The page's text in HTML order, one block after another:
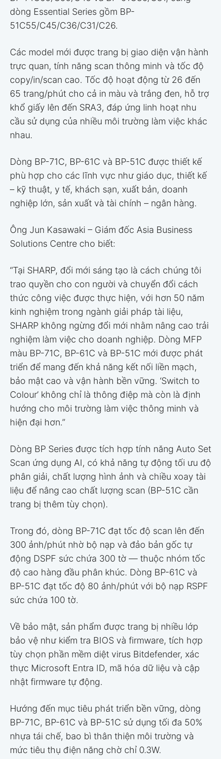
dòng Essential Series gồm BP-
51C55/C45/C36/C31/C26.
Các model mới được trang bị giao diện vận hành
trực quan, tính năng scan thông minh và tốc độ
copy/in/scan cao. Tốc độ hoạt động từ 26 đến
65 trang/phút cho cả in màu và trắng đen, hỗ trợ
khổ giấy lên đến SRA3, đáp ứng linh hoạt nhu
cầu sử dụng của nhiều môi trường làm việc khác
nhau.
Dòng BP-71C, BP-61C và BP-51C được thiết kế
phù hợp cho các lĩnh vực như giáo dục, thiết kế
– kỹ thuật, y tế, khách sạn, xuất bản, doanh
nghiệp lớn, sản xuất và tài chính – ngân hàng.
Ông Jun Kasawaki – Giám đốc Asia Business
Solutions Centre cho biết:
“Tại SHARP, đổi mới sáng tạo là cách chúng tôi
trao quyền cho con người và chuyển đổi cách
thức công việc được thực hiện, với hơn 50 năm
kinh nghiệm trong ngành giải pháp tài liệu,
SHARP không ngừng đổi mới nhằm nâng cao trải
nghiệm làm việc cho doanh nghiệp. Dòng MFP
màu BP-71C, BP-61C và BP-51C mới được phát
triển để mang đến khả năng kết nối liền mạch,
bảo mật cao và vận hành bền vững. ‘Switch to
Colour’ không chỉ là thông điệp mà còn là định
hướng cho môi trường làm việc thông minh và
hiện đại hơn.”
Dòng BP Series được tích hợp tính năng Auto Set
Scan ứng dụng AI, có khả năng tự động tối ưu độ
phân giải, chất lượng hình ảnh và chiều xoay tài
liệu để nâng cao chất lượng scan (BP-51C cần
trang bị thêm tùy chọn).
Trong đó, dòng BP-71C đạt tốc độ scan lên đến
300 ảnh/phút nhờ bộ nạp và đảo bản gốc tự
động DSPF sức chứa 300 tờ — thuộc nhóm tốc
độ cao hàng đầu phân khúc. Dòng BP-61C và
BP-51C đạt tốc độ 80 ảnh/phút với bộ nạp RSPF
sức chứa 100 tờ.
Về bảo mật, sản phẩm được trang bị nhiều lớp
bảo vệ như kiểm tra BIOS và firmware, tích hợp
tùy chọn phần mềm diệt virus Bitdefender, xác
thực Microsoft Entra ID, mã hóa dữ liệu và cập
nhật firmware tự động.
Hướng đến mục tiêu phát triển bền vững, dòng
BP-71C, BP-61C và BP-51C sử dụng tối đa 50%
nhựa tái chế, bao bì thân thiện môi trường và
mức tiêu thụ điện năng chờ chỉ 0.3W.